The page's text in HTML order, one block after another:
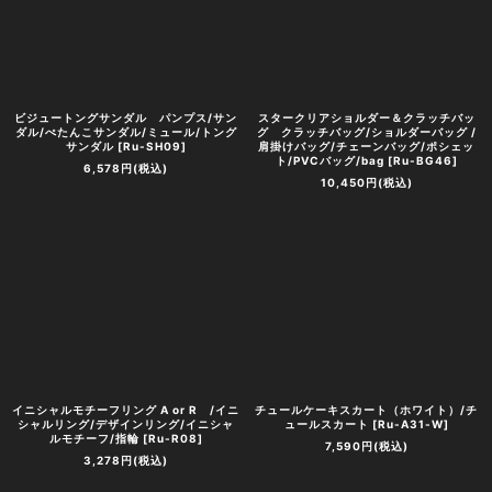
ビジュートングサンダル パンプス/サン
ダル/ぺたんこサンダル/ミュール/トング
サンダル [Ru-SH09]
6,578 円(税込)
スタークリアショルダー＆クラッチバッ
グ クラッチバッグ/ショルダーバッグ /
肩掛けバッグ/チェーンバッグ/ポシェッ
ト/PVCバッグ/bag [Ru-BG46]
10,450円(税込)
イニシャルモチーフリング A or R /イニ
シャルリング/デザインリング/イニシャ
ルモチーフ/指輪 [Ru-R08]
3,278 円(税込)
チュールケーキスカート（ホワイト）/チ
ュールスカート [Ru-A31-W]
7,590円(税込)